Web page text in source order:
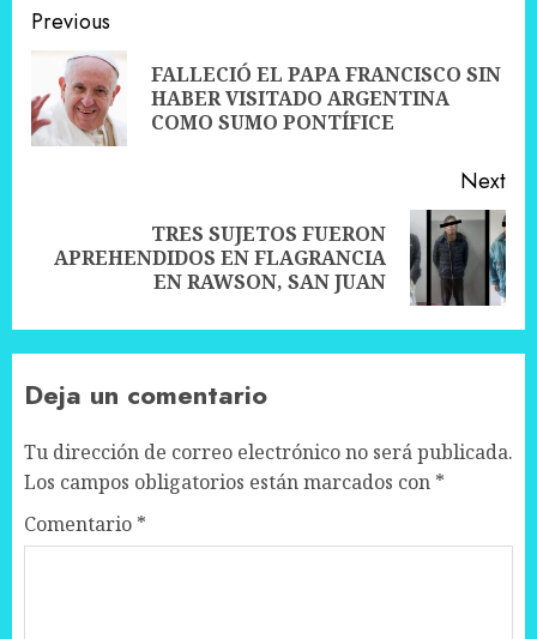
Post
navigation
Previous
FALLECIÓ EL PAPA FRANCISCO SIN
HABER VISITADO ARGENTINA
COMO SUMO PONTÍFICE
Next
Next
TRES SUJETOS FUERON
APREHENDIDOS EN FLAGRANCIA
EN RAWSON, SAN JUAN
Deja un comentario
Tu dirección de correo electrónico no será publicada.
Los campos obligatorios están marcados con *
Comentario *